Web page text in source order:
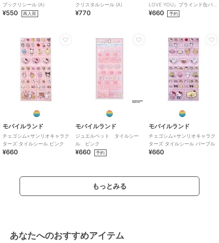
プックリシール (A)
¥550 再入荷
クリスタルシール (A)
¥770
LOVE YOU』ブラインド缶バ
ッジ（全6種）
¥660 予約
モバイルランド
チェゴシム×サンリオキャラク
ターズ タイルシール ピンク
¥660
モバイルランド
ジュエルペット タイルシー
ル ピンク
¥660 予約
モバイルランド
チェゴシム×サンリオキャラク
ターズ タイルシール パープル
¥660
もっとみる
あなたへのおすすめアイテム